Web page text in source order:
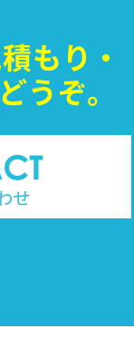
もり・
どうぞ。